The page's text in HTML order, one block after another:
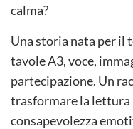
calma?
Una storia nata per il
tavole A3, voce,
partecipazione. Un
trasformare la lettura
consapevolezza